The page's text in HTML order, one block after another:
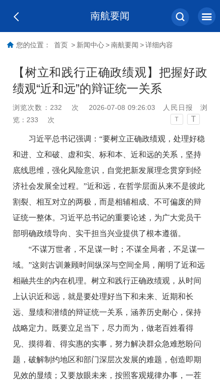
南航要闻
您的位置： 首页 > 新闻中心 > 南航要闻 > 详细内容
【树立和践行正确政绩观】把握好政
绩观“近和远”的辩证统一关系
浏览次数： 232 次 2026-07-08 09:26:03 人民日报
浏
览： 233 次 T T
习近平总书记强调：“要树立正确政绩观，处理好稳
和进、立和破、虚和实、标和本、近和远的关系，坚持
底线思维，强化风险意识，自觉把新发展理念贯穿到经
济社会发展全过程。”近和远，在哲学层面从来不是彼此
割裂、相互对立的两极，而是相辅相成、不可偏废的辩
证统一整体。习近平总书记的重要论述，为广大党员干
部明确政绩导向、实干担当兴业提供了根本遵循。
“不谋万世者，不足谋一时；不谋全局者，不足谋一
域。”这则古训兼顾时间纵深与空间全局，阐明了近和远
相融共生的内在机理。树立和践行正确政绩观，从时间
上认识近和远，就是要处理好当下和未来、近期和长
远、显绩和潜绩的辩证统一关系，涵养历史耐心，保持
战略定力。既要立足当下，尽力而为，做老百姓看得
见、摸得着、得实惠的实事，努力解决群众急难愁盼问
题，破解制约地区和部门深层次发展的难题，创造即期
见效的显绩；又要放眼未来，按照客观规律办事，一茬